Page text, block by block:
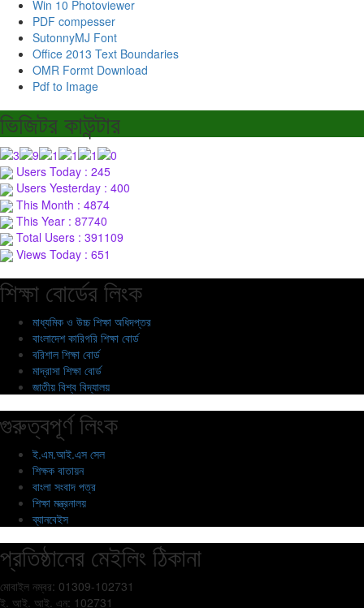
Win 10 Photoviewer
PDF compesser
SutonnyMJ Font
Office 2013 Text Boundaries
OMR Formt Download
Pdf to Image
ভিজিটর কাউন্টার
Users Today : 245
Users Yesterday : 400
This Month : 4874
This Year : 87740
Total Users : 391109
Views Today : 651
শিক্ষা বোর্ডের লিংক
মাধ্যমিক ও উচ্চ শিক্ষা অধিদপ্তর
বাংলাদেশ কারিগরি শিক্ষা বোর্ড
বরিশাল শিক্ষা বোর্ড
মাদ্রাসা শিক্ষা বোর্ড
জাতীয় বিশ্ব বিদ্যালয়
গুরুত্বপূর্ণ লিংক
ই.এম.আই.এস সেল
শিক্ষক বাতায়ন
বাংলা সংবাদ পত্র
শিক্ষা মন্ত্রনালয়
ব্যানবেইস
প্রতিষ্ঠানের মেইলিং ঠিকানা
মোবাইল নম্বর: 01309-102731
ই. আই. আই. এন: 102731